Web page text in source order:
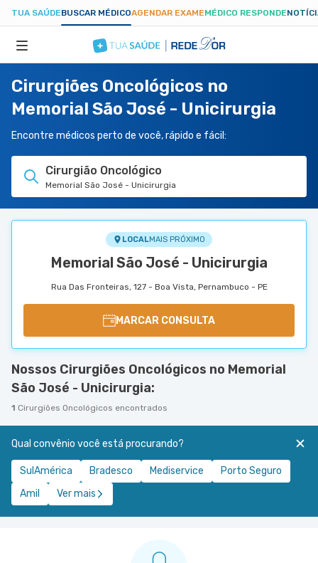
TUA SAÚDEBUSCAR MÉDICOAGENDAR EXAMEMÉDICO RESPONDE
ESPECIALIDADES
HOSPITAIS
TUASAUDE.COM
Cirurgiões Oncológicos no
Memorial São José - Unicirurgia
Encontre médicos perto de você, rápido e fácil:
Cirurgião Oncológico
Memorial São José - Unicirurgia
LOCALMAIS PRÓXIMO
Memorial São José - Unicirurgia
Rua Das Fronteiras, 127 - Boa Vista, Pernambuco - PE
MARCAR CONSULTA
Nossos Cirurgiões Oncológicos no Memorial
São José - Unicirurgia:
1 Cirurgiões Oncológicos encontrados
Qual convênio você está procurando?
SulAmérica Bradesco Mediservice
Porto Seguro
Amil
Ver mais